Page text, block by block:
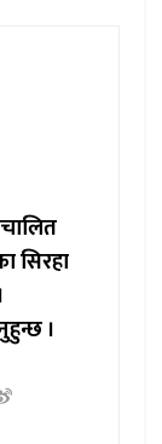
सिरहा
।